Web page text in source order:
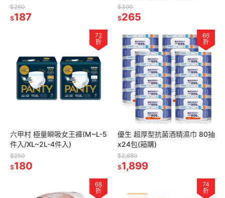
$260
$187
紅-小櫻/灰-小石)
$390
$265
72
折
六甲村 極量瞬吸女王褲(M~L-5
件入/XL~2L-4件入)
$250
$180
66
折
優生 超厚型抗菌酒精濕巾 80抽
x24包(箱購)
$2,880
$1,899
68
折
74
折